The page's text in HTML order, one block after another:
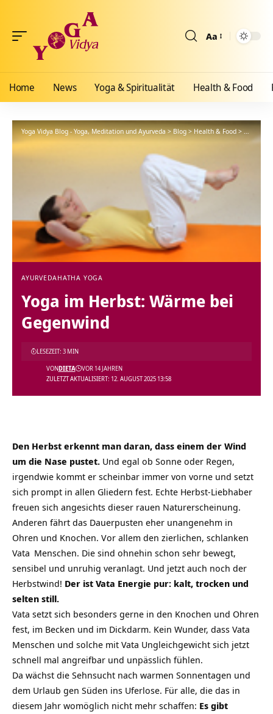
Aa
Home News Yoga & Spiritualität Health & Food
Yoga Vidya Blog - Yoga, Meditation und Ayurveda>Blog>Health & Food>Ayurveda
AYURVEDAHATHA YOGA
Yoga im Herbst: Wärme bei
Gegenwind
ZULETZT AKTUALISIERT: 12. AUGUST 2025 13:58
VONDIETA VOR 14 JAHREN
LESEZEIT: 3 MIN
Den Herbst erkennt man daran, dass einem der Wind
um die Nase pustet. Und egal ob Sonne oder Regen,
irgendwie kommt er scheinbar immer von vorne und setzt
sich prompt in allen Gliedern fest. Echte Herbst-Liebhaber
freuen sich angesichts dieser rauen Naturerscheinung.
Anderen fährt das Dauerpusten eher unangenehm in
Ohren und Knochen. Vor allem den zierlichen, schlanken
Vata Menschen. Die sind ohnehin schon sehr bewegt,
sensibel und unruhig veranlagt. Und jetzt auch noch der
Herbstwind! Der ist Vata Energie pur: kalt, trocken und
selten still.
Vata setzt sich besonders gerne in den Knochen und Ohren
fest, im Becken und im Dickdarm. Kein Wunder, dass Vata
Menschen und solche mit Vata Ungleichgewicht sich jetzt
schnell mal angreifbar und unpässlich fühlen.
Da wächst die Sehnsucht nach warmen Sonnentagen und
dem Urlaub gen Süden ins Uferlose. Für alle, die das in
diesem Jahr womöglich nicht mehr schaffen: Es gibt